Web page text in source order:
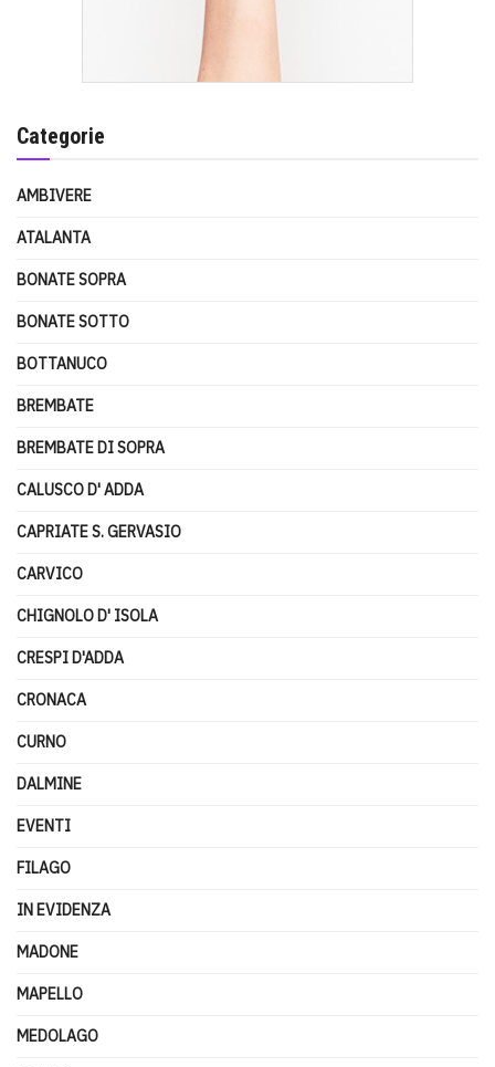
Categorie
AMBIVERE
ATALANTA
BONATE SOPRA
BONATE SOTTO
BOTTANUCO
BREMBATE
BREMBATE DI SOPRA
CALUSCO D' ADDA
CAPRIATE S. GERVASIO
CARVICO
CHIGNOLO D' ISOLA
CRESPI D'ADDA
CRONACA
CURNO
DALMINE
EVENTI
FILAGO
IN EVIDENZA
MADONE
MAPELLO
MEDOLAGO